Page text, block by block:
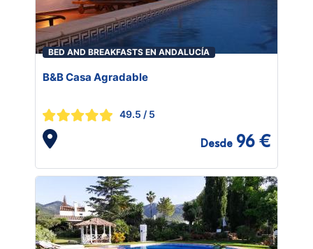
BED AND BREAKFASTS EN ANDALUCÍA
B&B Casa Agradable
49.5 / 5
Desde 96 €